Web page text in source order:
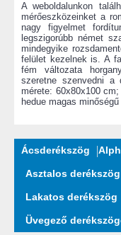
A weboldalunkon
mérőeszközeinket a
nagy figyelmet
legszigorúbb német
mindegyike
felület kezelnek is. A
fém változata
szeretne szenvedni a
mérete: 60x80x100
hedue magas
Ácsderékszög
Asztalos derékszög
Lakatos derékszög
Üvegező